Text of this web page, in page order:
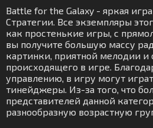
Battle for the Galaxy - яркая
Стратегии. Все экземпляры
как простенькие игры, с
вы получите большую массу
картинки, приятной мелодии и
происходящего в игре.
управлению, в игру могут
тинейджеры. Из-за того, что
представителей данной
разнообразную возрастную